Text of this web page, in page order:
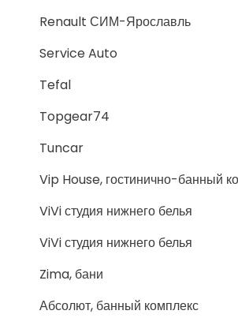
Renault СИМ-Ярославль
Service Auto
Tefal
Topgear74
Tuncar
Vip House, гостинично-банный
ViVi студия нижнего белья
ViVi студия нижнего белья
Zima, бани
Абсолют, банный комплекс